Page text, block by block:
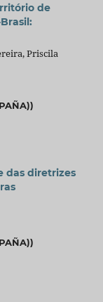
de
Priscila
das diretrizes